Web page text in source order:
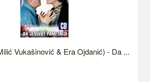
Vukašinović & Era Ojdanić) - Da ...